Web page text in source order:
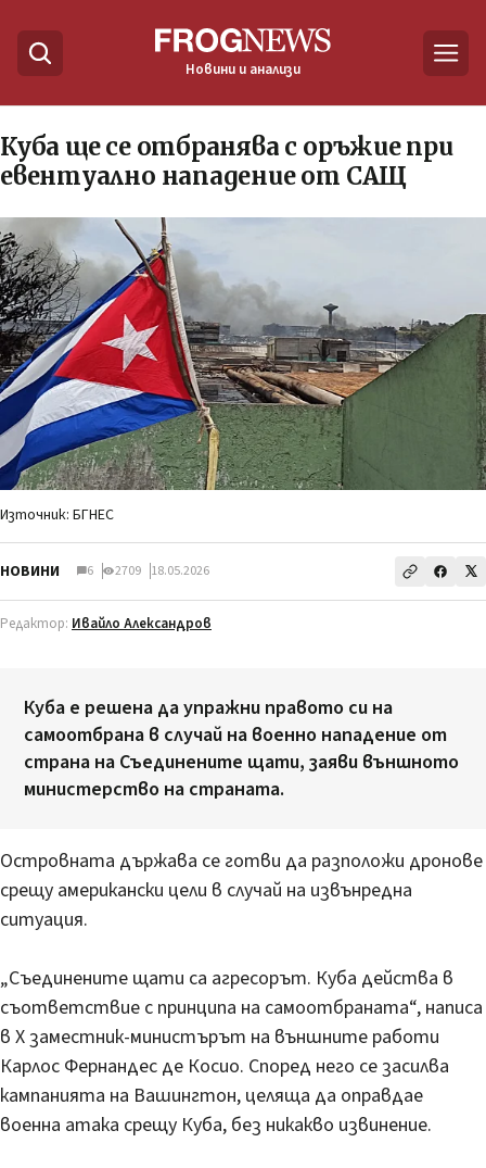
Новини и анализи
Куба ще се отбранява с оръжие при
евентуално нападение от САЩ
Източник: БГНЕС
НОВИНИ 6 2709 18.05.2026
Редактор: Ивайло Александров
Куба е решена да упражни правото си на
самоотбрана в случай на военно нападение от
страна на Съединените щати, заяви външното
министерство на страната.
Островната държава се готви да разположи дронове
срещу американски цели в случай на извънредна
ситуация.
„Съединените щати са агресорът. Куба действа в
съответствие с принципа на самоотбраната“, написа
в Х заместник-министърът на външните работи
Карлос Фернандес де Косио. Според него се засилва
кампанията на Вашингтон, целяща да оправдае
военна атака срещу Куба, без никакво извинение.